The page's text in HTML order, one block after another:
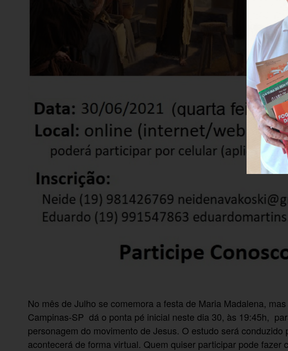
No mês de Julho se comemora a festa de Maria Madalena,
Campinas-SP dá o ponta pé inicial neste dia 30, às 19:45h,
personagem do movimento de Jesus. O estudo será conduzido
acontecerá de forma virtual. Quem quiser participar pode fazer